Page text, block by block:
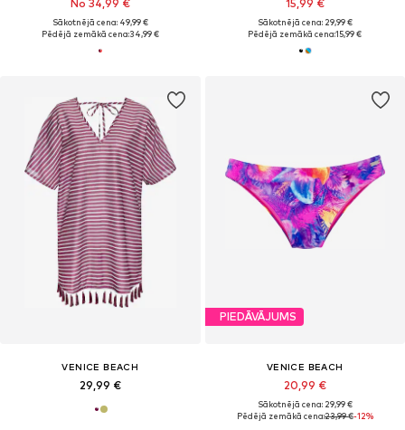
No 34,99 €
Sākotnējā cena: 49,99 €
Pēdējā zemākā cena:34,99 €
15,99 €
Sākotnējā cena: 29,99 €
Pēdējā zemākā cena:15,99 €
VENICE BEACH
29,99 €
PIEDĀVĀJUMS
VENICE BEACH
20,99 €
Sākotnējā cena: 29,99 €
Pēdējā zemākā cena:23,99 €-12%